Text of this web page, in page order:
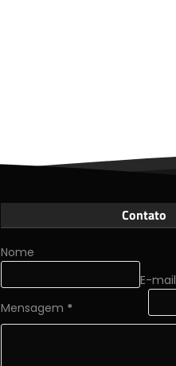
Contato
Nome
E-mail
Mensagem *